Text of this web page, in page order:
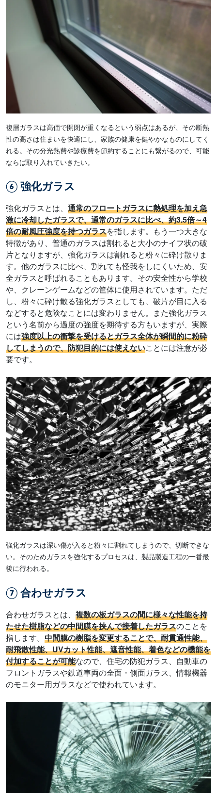
複層ガラスは高価で開閉が重くなるという弱点はあるが、その断熱
性の高さは住まいを快適にし、家族の健康を健やかなものにしてく
れる。その分光熱費や診療費を節約することにも繋がるので、可能
ならば取り入れていきたい。
⑥ 強化ガラス
強化ガラスとは、 通常のフロートガラスに熱処理を加え急
激に冷却したガラスで、通常のガラスに比べ、約3.5倍～4
倍の耐風圧強度を持つガラスを指します。もう一つ大きな
特徴があり、普通のガラスは割れると大小のナイフ状の破
片となりますが、強化ガラスは割れると粉々に砕け散りま
す。他のガラスに比べ、割れても怪我をしにくいため、安
全ガラスと呼ばれることもあります。その安全性から学校
や、クレーンゲームなどの筐体に使用されています。ただ
し、粉々に砕け散る強化ガラスとしても、破片が目に入る
などすると危険なことには変わりません。また強化ガラス
という名前から過度の強度を期待する方もいますが、実際
には強度以上の衝撃を受けるとガラス全体が瞬間的に粉砕
してしまうので、防犯目的には使えないことには注意が必
要です。
強化ガラスは深い傷が入ると粉々に割れてしまうので、切断できな
い。そのためガラスを強化するプロセスは、製品製造工程の一番最
後に行われる。
⑦ 合わせガラス
合わせガラスとは、 複数の板ガラスの間に様々な性能を持
たせた樹脂などの中間膜を挟んで接着したガラスのことを
指します。 中間膜の樹脂を変更することで、耐貫通性能、
耐飛散性能、UVカット性能、遮音性能、着色などの機能を
付加することが可能なので、住宅の防犯ガラス、自動車の
フロントガラスや鉄道車両の全面・側面ガラス、情報機器
のモニター用ガラスなどで使われています。